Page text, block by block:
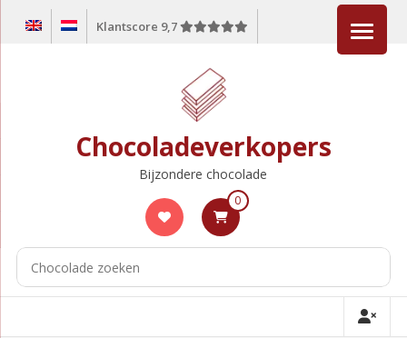
Klantscore 9,7
Chocoladeverkopers
Bijzondere chocolade
0